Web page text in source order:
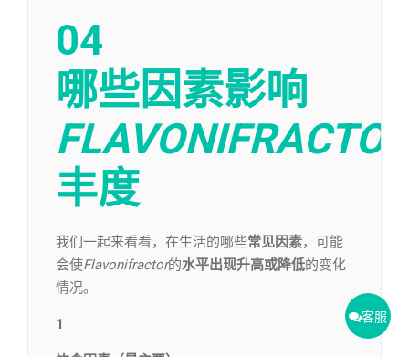
04
哪些因素影响
丰度
我们一起来看看，在生活的哪些常见因素，可能
会使Flavonifractor的水平出现升高或降低的变化
情况。
1 客服